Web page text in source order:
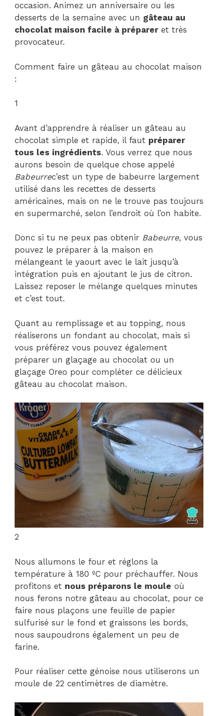
occasion. Animez un anniversaire ou les
desserts de la semaine avec un gâteau au
chocolat maison facile à prépareret très
provocateur.
Comment faire un gâteau au chocolat maison
:
1
Avant d’apprendre à réaliser un gâteau au
chocolat simple et rapide, il faut préparer
tous les ingrédients. Vous verrez que nous
aurons besoin de quelque chose appelé
Babeurrec’est un type de babeurre largement
utilisé dans les recettes de desserts
américaines, mais on ne le trouve pas toujours
en supermarché, selon l’endroit où l’on habite.
Donc si tu ne peux pas obtenir Babeurre, vous
pouvez le préparer à la maison en
mélangeant le yaourt avec le lait jusqu’à
intégration puis en ajoutant le jus de citron.
Laissez reposer le mélange quelques minutes
et c’est tout.
Quant au remplissage et au topping, nous
réaliserons un fondant au chocolat, mais si
vous préférez vous pouvez également
préparer un glaçage au chocolat ou un
glaçage Oreo pour compléter ce délicieux
gâteau au chocolat maison.
2
Nous allumons le four et réglons la
température à 180 ºC pour préchauffer. Nous
profitons et nous préparons le moule où
nous ferons notre gâteau au chocolat, pour ce
faire nous plaçons une feuille de papier
sulfurisé sur le fond et graissons les bords,
nous saupoudrons également un peu de
farine.
Pour réaliser cette génoise nous utiliserons un
moule de 22 centimètres de diamètre.